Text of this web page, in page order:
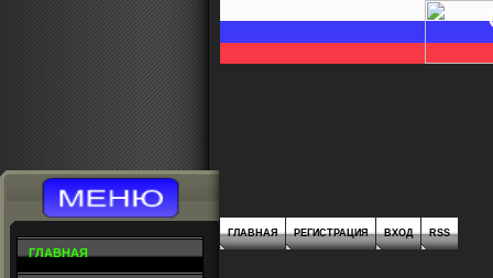
ГЛАВНАЯ
ГЛАВНАЯ РЕГИСТРАЦИЯ ВХОД RSS